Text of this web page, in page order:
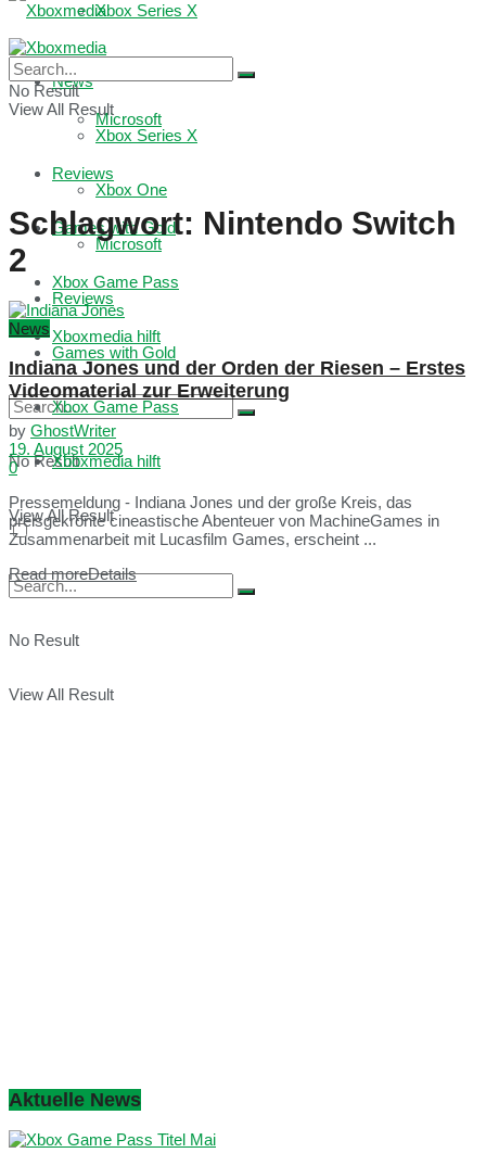
Xbox Series X
Microsoft
Reviews
Games with Gold
Xbox Game Pass
Xboxmedia hilft
No Result
View All Result
News
Xbox Series X
Xbox One
Microsoft
Reviews
Games with Gold
Xbox Game Pass
Xboxmedia hilft
No Result
View All Result
No Result
View All Result
Schlagwort: Nintendo Switch
2
News
Indiana Jones und der Orden der Riesen – Erstes
Videomaterial zur Erweiterung
by GhostWriter
19. August 2025
0
Pressemeldung - Indiana Jones und der große Kreis, das
preisgekrönte cineastische Abenteuer von MachineGames in
Zusammenarbeit mit Lucasfilm Games, erscheint ...
Read moreDetails
Aktuelle News